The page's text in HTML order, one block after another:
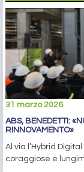
31 marzo 2026
ABS, BENEDETTI:
RINNOVAMENTO»
Al via l’Hybrid
coraggiose e